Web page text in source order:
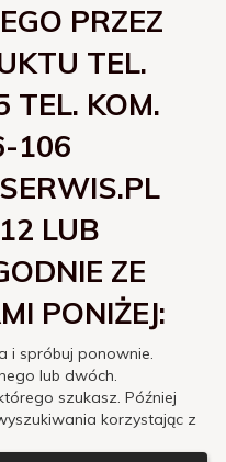
PRZEZ
TEL.
KOM.
106
LUB
ZE
PONIŻEJ:
i spróbuj ponownie.
lub dwóch.
szukasz. Później
korzystając z